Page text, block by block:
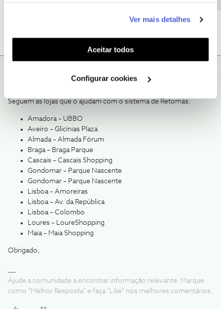
funcionalidades (cookies de personalização e
funcionalidade) e adaptar anúncios aos seus interesses
(cookies de publicidade personalizada). Pode gerir a
utilização dos cookies clicando em "Configurar
Ver mais detalhes
Aceitar todos
Configurar cookies
Seguem as lojas que o ajudam com o sistema de Retomas:
Amadora – UBBO
Aveiro – Glicínias Plaza
Almada – Almada Fórum
Braga – Braga Parque
Cascais – Cascais Shopping
Gondomar – Parque Nascente
Gondomar – Parque Nascente
Lisboa – Amoreiras
Lisboa – Av. da República
Lisboa – Colombo
Loures – LoureShopping
Maia – Maia Shopping
Obrigado,
Ajude a comunidade a encontrar informação relevante. Marque
como "Melhor Resposta" e faça "Like" nos melhores comentários.